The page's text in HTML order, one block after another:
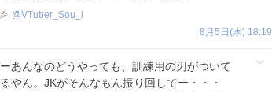
@VTuber_Sou_l
8月5日(水) 18:19
あんなのどうやっても、訓練用の刃がついて
やん。JKがそんなもん振り回してー・・・